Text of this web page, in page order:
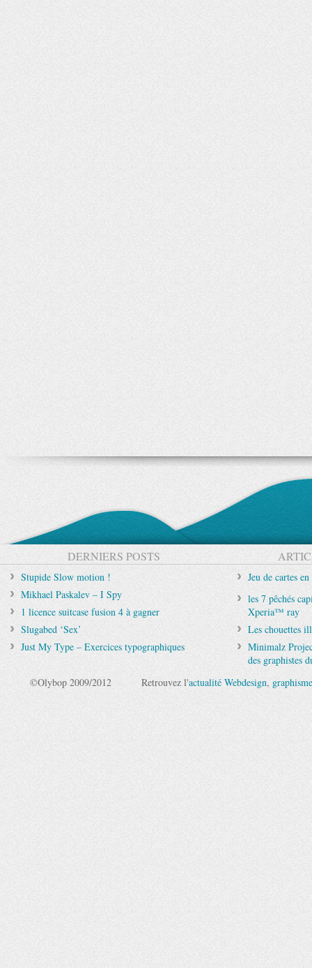
DERNIERS POSTS
Stupide Slow motion !
Mikhael Paskalev – I Spy
1 licence suitcase fusion 4 à gagner
Slugabed ‘Sex’
Just My Type – Exercices typographiques
Jeu de cartes
les 7 pêchés
Xperia™ ray
Les chouettes
Minimalz
des graphistes
©Olybop 2009/2012
Retrouvez l'actualité Webdesign, graphisme